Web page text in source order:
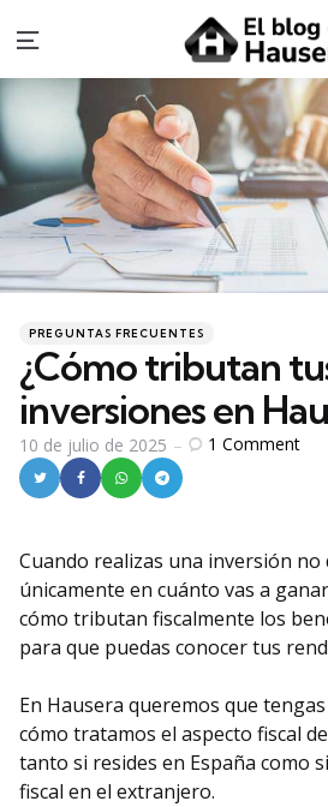
Menu
Categories
Posted
PREGUNTAS FRECUENTES
¿Cómo tributan
inversiones en
10 de julio de 2025 1 Comment
Cuando realizas una inversión no
únicamente en cuánto vas a
cómo tributan fiscalmente los
para que puedas conocer tus
En Hausera queremos que
cómo tratamos el aspecto fiscal
tanto si resides en España como
fiscal en el extranjero.